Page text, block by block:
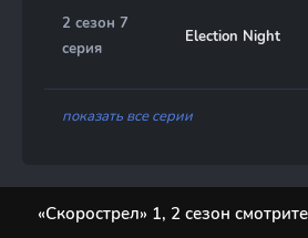
2 сезон 7
серия
Election Night
показать все серии
«Скорострел» 1, 2 сезон